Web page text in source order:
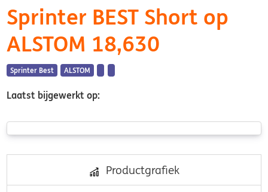
Sprinter BEST Short op
ALSTOM 18,630
Sprinter Best ALSTOM
Laatst bijgewerkt op:
Productgrafiek